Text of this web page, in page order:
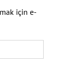
için e-